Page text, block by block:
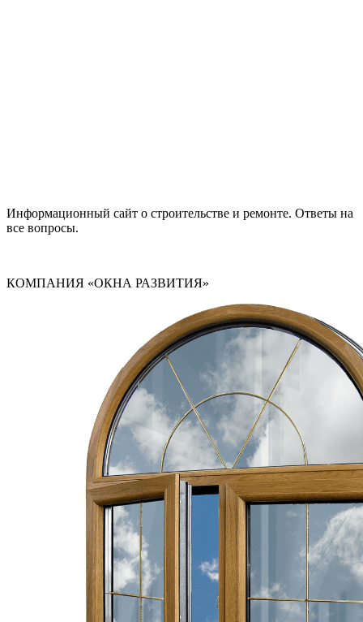
Информационный сайт о строительстве и ремонте. Ответы на
все вопросы.
КОМПАНИЯ «ОКНА РАЗВИТИЯ»